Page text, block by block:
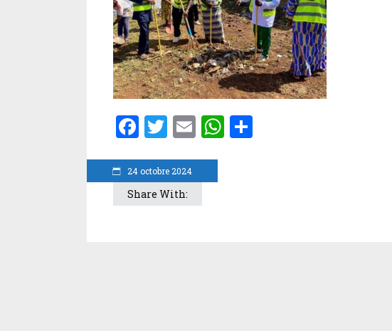
24 octobre 2024
Facebook
Twitter
EmailWhatsApp
Share With: